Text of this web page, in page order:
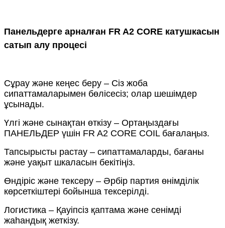
Панельдерге арналған FR A2 CORE катушкасын
сатып алу процесі
Сұрау және кеңес беру – Сіз жоба
сипаттамаларымен бөлісесіз; олар шешімдер
ұсынады.
Үлгі және сынақтан өткізу – Ортаңыздағы
ПАНЕЛЬДЕР үшін FR A2 CORE COIL бағалаңыз.
Тапсырысты растау – сипаттамаларды, бағаны
және уақыт шкаласын бекітіңіз.
Өндіріс және тексеру – Әрбір партия өнімділік
көрсеткіштері бойынша тексерілді.
Логистика – Қауіпсіз қаптама және сенімді
жаһандық жеткізу.